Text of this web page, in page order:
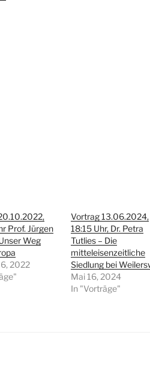
Prof. Jürgen
Weg
2022
Vortrag 13.06.2024,
18:15 Uhr, Dr. Petra
Tutlies – Die
mitteleisenzeitliche
Siedlung bei
Mai 16, 2024
In "Vorträge"